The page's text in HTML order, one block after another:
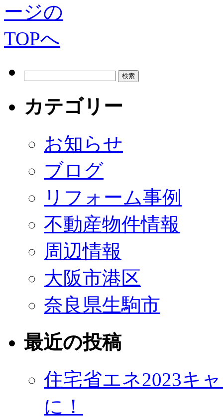
カテゴリー
お知らせ
ブログ
リフォーム事例
不動産物件情報
周辺情報
大阪市港区
奈良県生駒市
最近の投稿
住宅省エネ2023キ
に！